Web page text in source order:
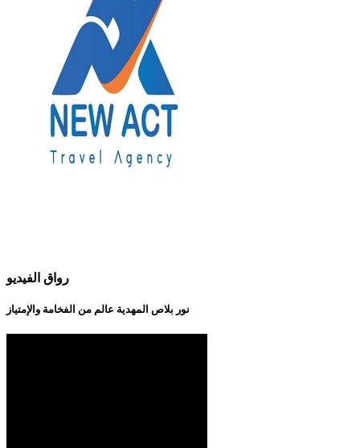
رواق الفيديو
نور بلاص المهدية عالم من الفخامة والإمتياز